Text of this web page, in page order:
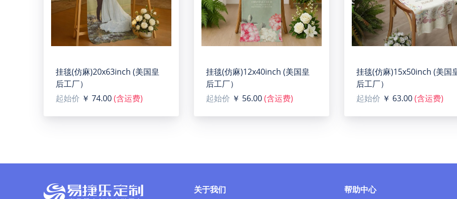
L-Shaped Walnut Holder Acrylic Photo Frame 4"x6"(QUE)
【Type】Acrylic surface, 4''(W) x 6''(H).
【Product description】The acrylic photo panel is personalized with your photo and your text on the
personalized customization to bring you wonderful experience.
【Size】Approximate board dimension(W X H): 4'' x 6''.
【Product structure】Each package includes 1 acrylic panel, no base.
【Note】For perfect and transparent effect on acrylic board, we suggest you use our auto batch site to
【Designer tip】To ensure the highest quality print, please note that this product's recommended upload
higher / 150 dpi.
挂毯(仿麻)20x63inch (美国皇
后工厂）
起始价 ￥ 74.00(含运费)
挂毯(仿麻)12x40inch (美国皇
后工厂）
起始价 ￥ 56.00(含运费)
挂毯(仿麻)15x50inch (美国
后工厂）
起始价 ￥ 63.00(含运费)
关于我们 帮助中心